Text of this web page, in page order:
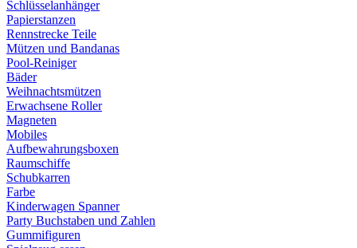
Schlüsselanhänger
Papierstanzen
Rennstrecke Teile
Mützen und Bandanas
Pool-Reiniger
Bäder
Weihnachtsmützen
Erwachsene Roller
Magneten
Mobiles
Aufbewahrungsboxen
Raumschiffe
Schubkarren
Farbe
Kinderwagen Spanner
Party Buchstaben und Zahlen
Gummifiguren